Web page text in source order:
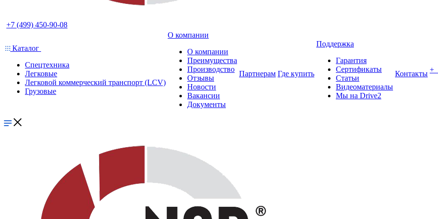
+7 (499) 450-90-08
Каталог
Спецтехника
Легковые
Легковой коммерческий транспорт (LCV)
Грузовые
О компании
О компании
Преимущества
Производство
Отзывы
Новости
Вакансии
Документы
Партнерам Где купить
Поддержка
Гарантия
Сертификаты
Статьи
Видеоматериалы
Мы на Drive2
Контакты +